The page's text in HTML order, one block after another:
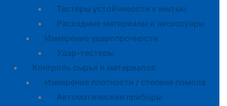
Тестеры устойчивости к мытью
Расходные материалы и аксессуары
Измерение ударопрочности
Удар-тестеры
Контроль сырья и материалов
Измерение плотности / степени помола
Автоматические приборы